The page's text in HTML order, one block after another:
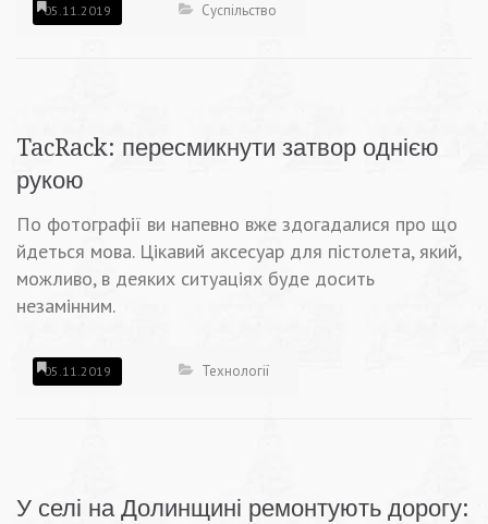
05.11.2019 Суспільство
TacRack: пересмикнути затвор однією
рукою
По фотографії ви напевно вже здогадалися про що
йдеться мова. Цікавий аксесуар для пістолета, який,
можливо, в деяких ситуаціях буде досить
незамінним.
05.11.2019 Технології
У селі на Долинщині ремонтують дорогу: